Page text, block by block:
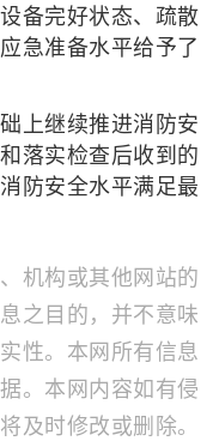
备完好状态、疏散
急准备水平给予了
上继续推进消防安
落实检查后收到的
防安全水平满足最
机构或其他网站的
之目的，并不意味
性。本网所有信息
。本网内容如有侵
及时修改或删除。